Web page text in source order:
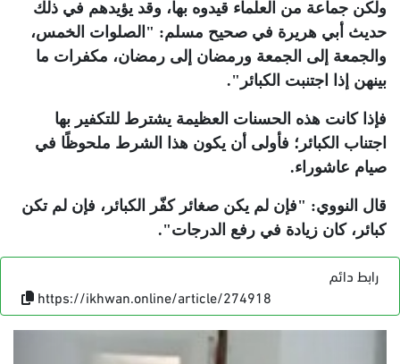
ولكن جماعة من العلماء قيدوه بها، وقد يؤيدهم في ذلك
حديث أبي هريرة في صحيح مسلم: "الصلوات الخمس،
والجمعة إلى الجمعة ورمضان إلى رمضان، مكفرات ما
بينهن إذا اجتنبت الكبائر".
فإذا كانت هذه الحسنات العظيمة يشترط للتكفير بها
اجتناب الكبائر؛ فأولى أن يكون هذا الشرط ملحوظًا في
صيام عاشوراء.
قال النووي: "فإن لم يكن صغائر كفّر الكبائر، فإن لم تكن
كبائر، كان زيادة في رفع الدرجات".
رابط دائم
https://ikhwan.online/article/274918